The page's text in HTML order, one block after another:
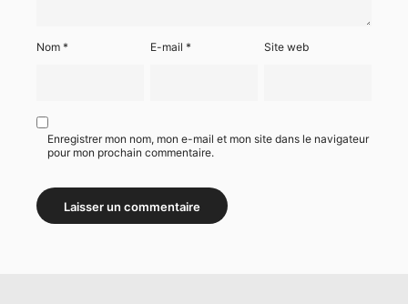
Nom * E-mail* Site web
Enregistrer mon nom, mon e-mail et mon site dans le navigateur
pour mon prochain commentaire.